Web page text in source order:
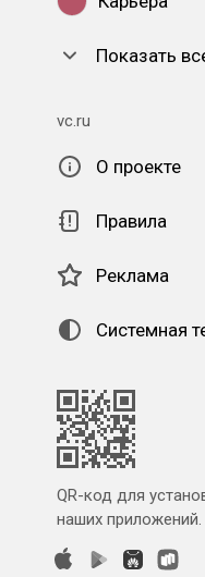
Показать
vc.ru
О проекте
Правила
Реклама
Системная
QR-код для
наших приложений.